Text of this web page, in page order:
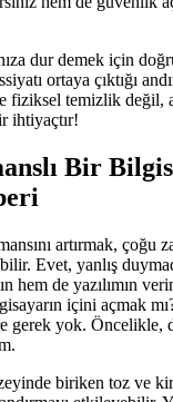
dur demek için
ortaya çıktığı
fiziksel temizlik değil,
ihtiyaçtır!
Bir
artırmak, çoğu
Evet, yanlış
hem de yazılımın
içini açmak
yok. Öncelikle,
biriken toz ve